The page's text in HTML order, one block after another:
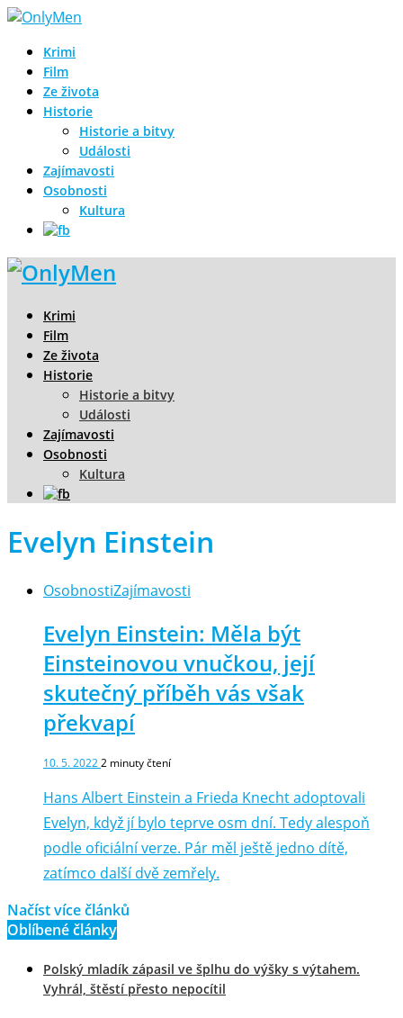
Krimi
Film
Ze života
Historie
Historie a bitvy
Události
Zajímavosti
Osobnosti
Kultura
Krimi
Film
Ze života
Historie
Historie a bitvy
Události
Zajímavosti
Osobnosti
Kultura
Evelyn Einstein
OsobnostiZajímavosti
Evelyn Einstein: Měla být
Einsteinovou vnučkou, její
skutečný příběh vás však
překvapí
10. 5. 20222 minuty čtení
Hans Albert Einstein a Frieda Knecht adoptovali
Evelyn, když jí bylo teprve osm dní. Tedy alespoň
podle oficiální verze. Pár měl ještě jedno dítě,
zatímco další dvě zemřely.
Načíst více článků
Oblíbené články
Polský mladík zápasil ve šplhu do výšky s výtahem.
Vyhrál, štěstí přesto nepocítil